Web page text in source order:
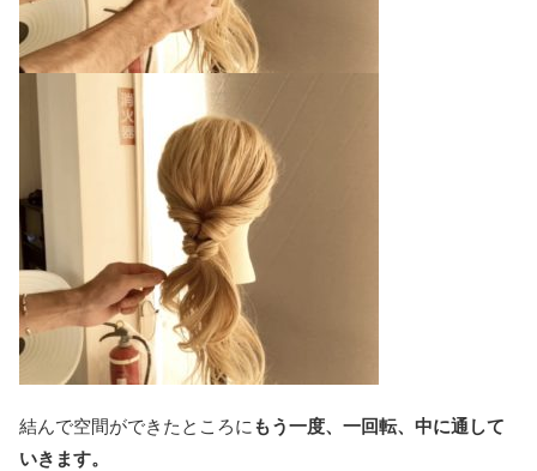
結んで空間ができたところに もう一度、一回転、中に通して
いきます。